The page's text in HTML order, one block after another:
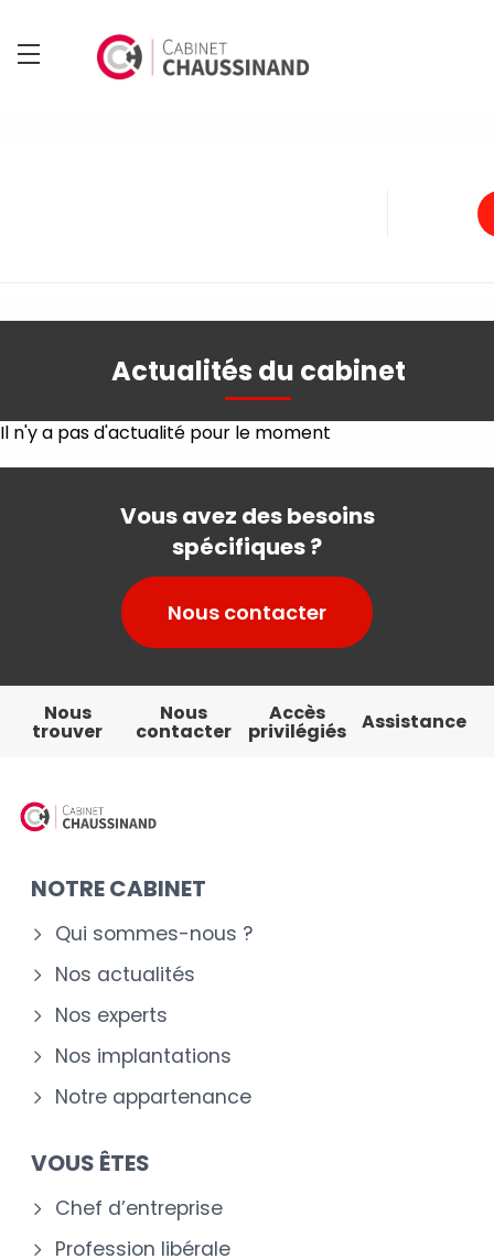
Actualités du cabinet
Il n'y a pas d'actualité pour le moment
Vous avez des besoins
spécifiques ?
Nous contacter
Nous
trouver
Nous
contacter
Accès
privilégiés Assistance
NOTRE CABINET
Qui sommes-nous ?
Nos actualités
Nos experts
Nos implantations
Notre appartenance
VOUS ÊTES
Chef d’entreprise
Profession libérale